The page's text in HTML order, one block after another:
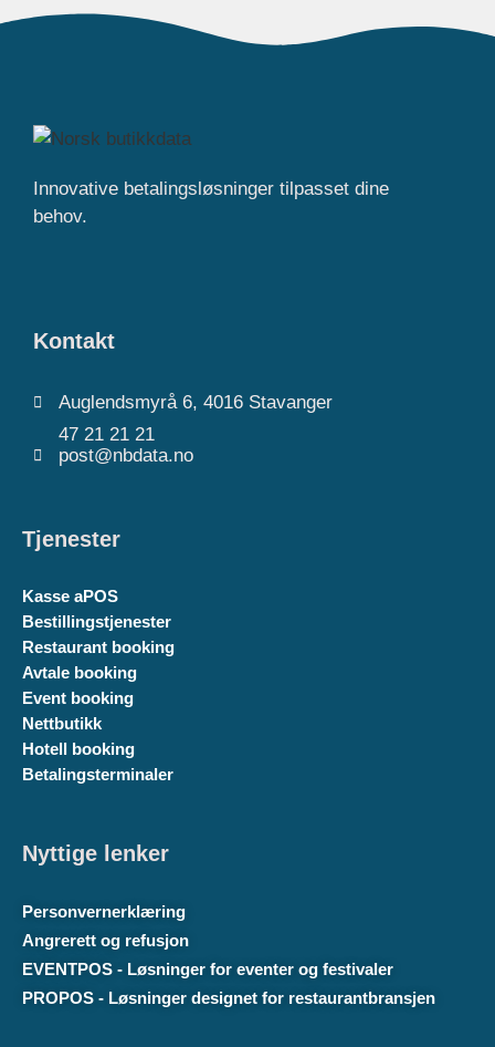
Innovative betalingsløsninger tilpasset dine
behov.
Kontakt
Auglendsmyrå 6, 4016 Stavanger
47 21 21 21
post@nbdata.no
Tjenester
Kasse aPOS
Bestillingstjenester
Restaurant booking
Avtale booking
Event booking
Nettbutikk
Hotell booking
Betalingsterminaler
Nyttige lenker
Personvernerklæring
Angrerett og refusjon
EVENTPOS - Løsninger for eventer og festivaler
PROPOS - Løsninger designet for restaurantbransjen